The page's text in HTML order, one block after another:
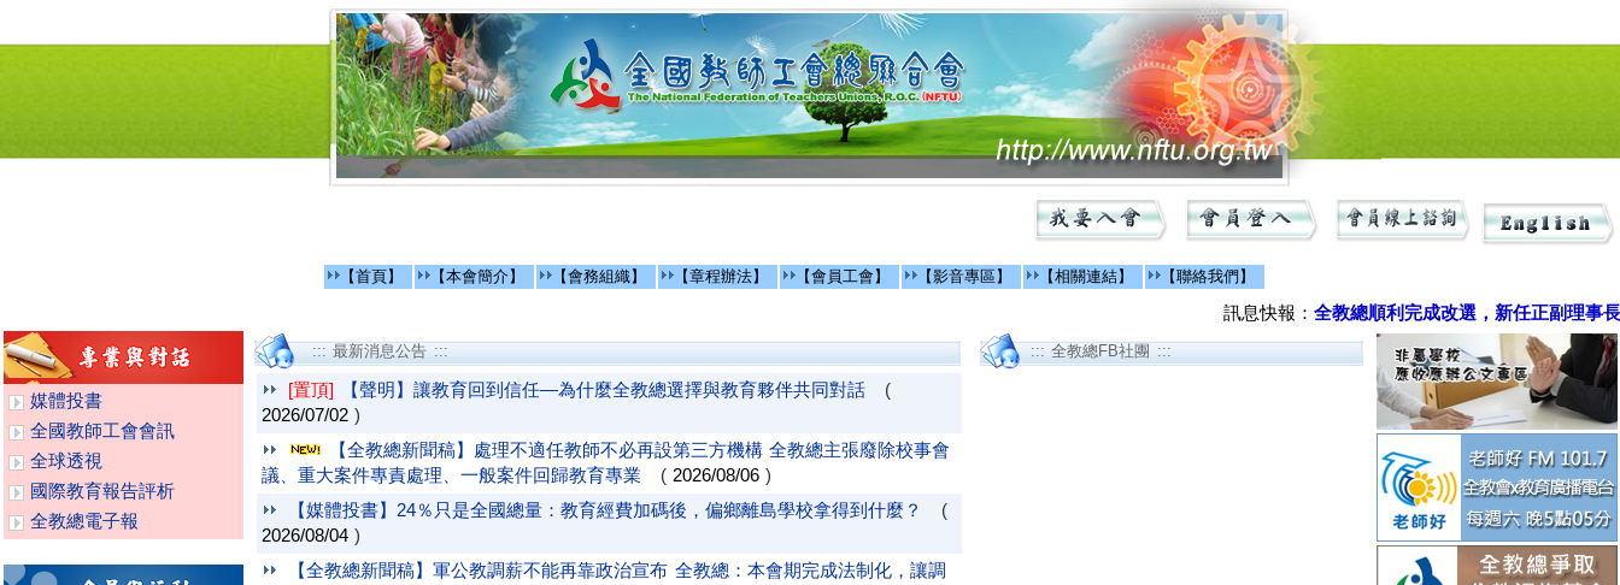
【首頁】 【本會簡介】 【會務組織】 【章程辦法】 【會員工會】 【影音專區】 【相關連結】 【聯絡我們】
訊息快報：全教總順利完成改選，新任正副理事長
媒體投書
全國教師工會會訊
全球透視
國際教育報告評析
全教總電子報
::: 最新消息公告 :::
[置頂] 【聲明】讓教育回到信任—為什麼全教總選擇與教育夥伴共同對話(
2026/07/02)
【全教總新聞稿】處理不適任教師不必再設第三方機構 全教總主張廢除校事會
議、重大案件專責處理、一般案件回歸教育專業 ( 2026/08/06)
【媒體投書】24％只是全國總量：教育經費加碼後，偏鄉離島學校拿得到什麼？
(
2026/08/04)
【全教總新聞稿】軍公教調薪不能再靠政治宣布 全教總：本會期完成法制化，讓調
::: 全教總FB社團 :::